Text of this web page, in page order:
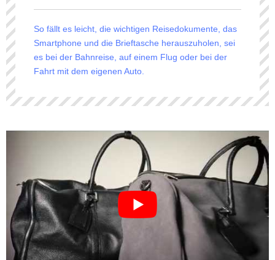
So fällt es leicht, die wichtigen Reisedokumente, das
Smartphone und die Brieftasche herauszuholen, sei
es bei der Bahnreise, auf einem Flug oder bei der
Fahrt mit dem eigenen Auto.